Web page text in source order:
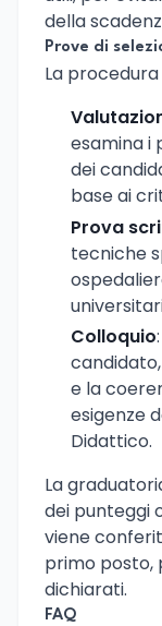
della
Prove di
La
esamina i
dei
base ai
Prova
tecniche
Colloquio
e la
esigenze
Didattico.
La
dei punteggi
viene
primo posto,
dichiarati.
FAQ